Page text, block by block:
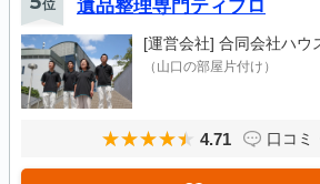
位 遺品整理専門ティプロ
[運営会社] 合同会社ハウ
（山口の部屋片付け）
4.71 口コミ